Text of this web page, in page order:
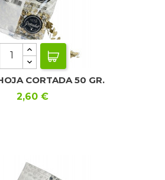
CORTADA 50 GR.
Precio
2,60 €